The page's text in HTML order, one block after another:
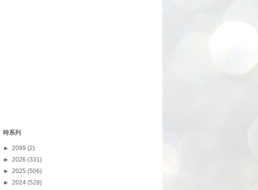
時系列
► 2099 (2)
► 2026 (331)
► 2025 (506)
► 2024 (528)